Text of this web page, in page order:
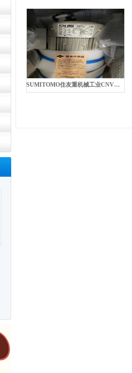
SUMITOMO住友重机械工业CNVM05-5097-51减速机